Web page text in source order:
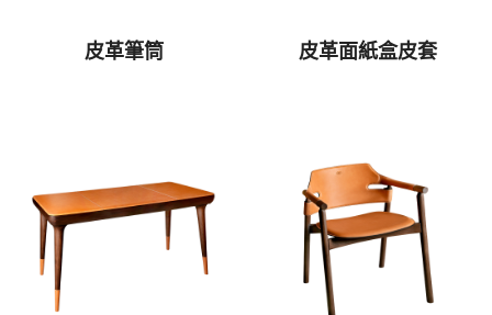
皮革筆筒 皮革面紙盒皮套